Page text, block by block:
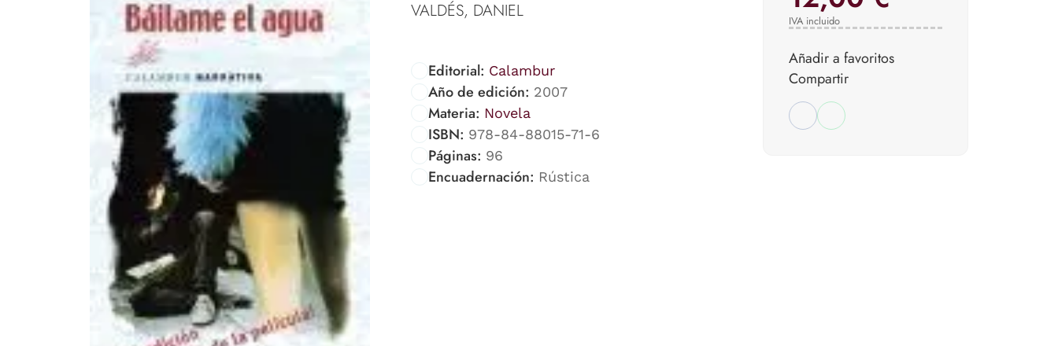
VALDÉS, DANIEL
Editorial: Calambur
Año de edición: 2007
Materia: Novela
ISBN: 978-84-88015-71-6
Páginas: 96
Encuadernación: Rústica
IVA incluido
Añadir a favoritos
Compartir